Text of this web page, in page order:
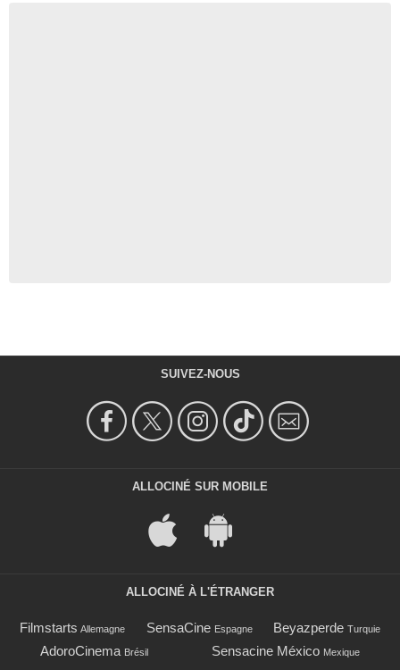
SUIVEZ-NOUS
ALLOCINÉ SUR MOBILE
ALLOCINÉ À L'ÉTRANGER
Filmstarts Allemagne SensaCine Espagne Beyazperde Turquie
AdoroCinema Brésil Sensacine México Mexique